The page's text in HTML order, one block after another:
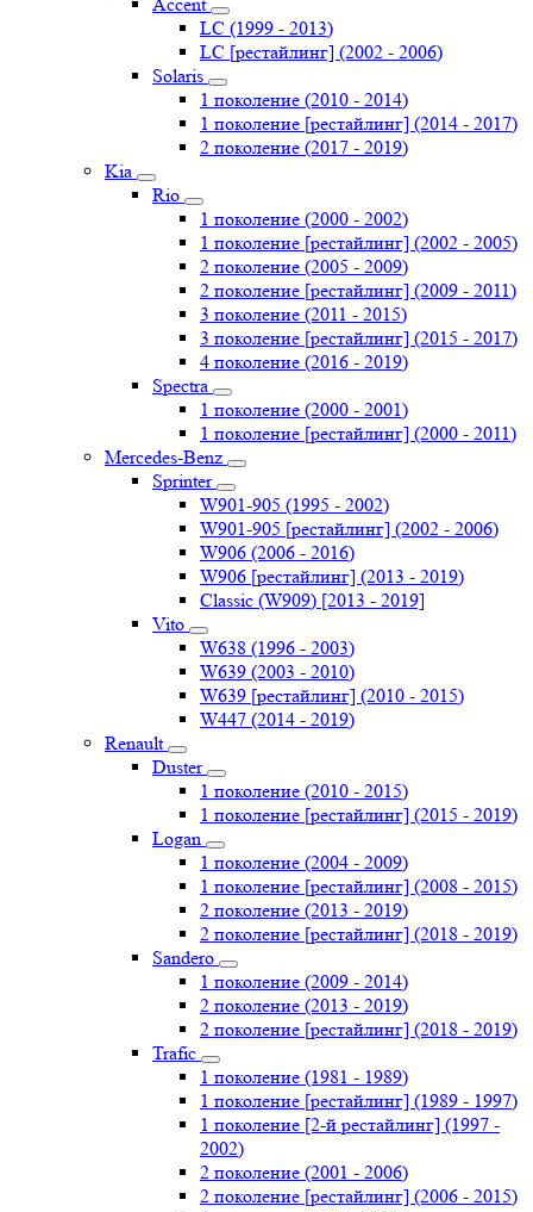
LC (1999 - 2013)
LC [рестайлинг] (2002 - 2006)
Solaris
1 поколение (2010 - 2014)
1 поколение [рестайлинг] (2014 - 2017)
2 поколение (2017 - 2019)
Kia
Rio
1 поколение (2000 - 2002)
1 поколение [рестайлинг] (2002 - 2005)
2 поколение (2005 - 2009)
2 поколение [рестайлинг] (2009 - 2011)
3 поколение (2011 - 2015)
3 поколение [рестайлинг] (2015 - 2017)
4 поколение (2016 - 2019)
Spectra
1 поколение (2000 - 2001)
1 поколение [рестайлинг] (2000 - 2011)
Mercedes-Benz
Sprinter
W901-905 (1995 - 2002)
W901-905 [рестайлинг] (2002 - 2006)
W906 (2006 - 2016)
W906 [рестайлинг] (2013 - 2019)
Classic (W909) [2013 - 2019]
Vito
W638 (1996 - 2003)
W639 (2003 - 2010)
W639 [рестайлинг] (2010 - 2015)
W447 (2014 - 2019)
Renault
Duster
1 поколение (2010 - 2015)
1 поколение [рестайлинг] (2015 - 2019)
Logan
1 поколение (2004 - 2009)
1 поколение [рестайлинг] (2008 - 2015)
2 поколение (2013 - 2019)
2 поколение [рестайлинг] (2018 - 2019)
Sandero
1 поколение (2009 - 2014)
2 поколение (2013 - 2019)
2 поколение [рестайлинг] (2018 - 2019)
Trafic
1 поколение (1981 - 1989)
1 поколение [рестайлинг] (1989 - 1997)
1 поколение [2-й рестайлинг] (1997 -
2002)
2 поколение (2001 - 2006)
2 поколение [рестайлинг] (2006 - 2015)